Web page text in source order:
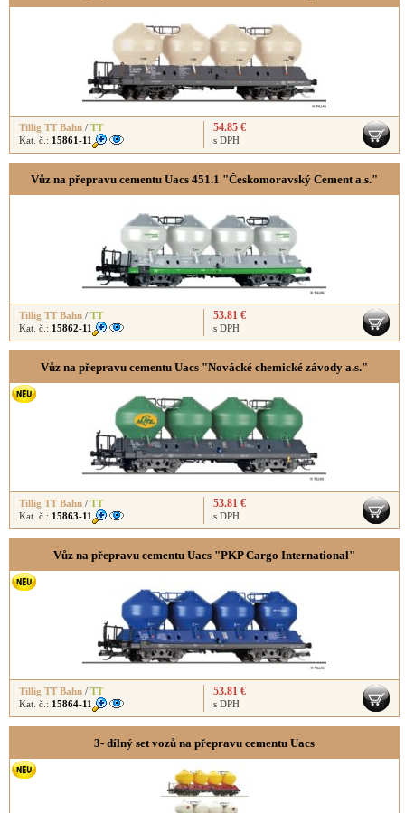
Tillig TT Bahn / TT
Kat. č.: 15861-11
54.85 €
s DPH
Vůz na přepravu cementu Uacs 451.1 "Českomoravský Cement a.s."
Tillig TT Bahn / TT
Kat. č.: 15862-11
53.81 €
s DPH
Vůz na přepravu cementu Uacs "Novácké chemické závody a.s."
Tillig TT Bahn / TT
Kat. č.: 15863-11
53.81 €
s DPH
Vůz na přepravu cementu Uacs "PKP Cargo International"
Tillig TT Bahn / TT
Kat. č.: 15864-11
53.81 €
s DPH
3- dílný set vozů na přepravu cementu Uacs